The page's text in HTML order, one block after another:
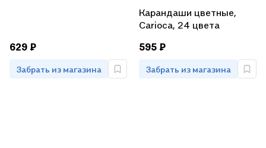
629 ₽
Забрать из магазина
Карандаши цветные,
Carioca, 24 цвета
595 ₽
Забрать из магазина